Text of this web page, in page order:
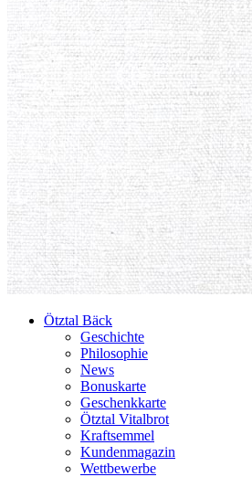
Ötztal Bäck
Geschichte
Philosophie
News
Bonuskarte
Geschenkkarte
Ötztal Vitalbrot
Kraftsemmel
Kundenmagazin
Wettbewerbe